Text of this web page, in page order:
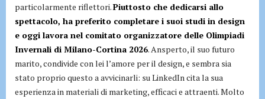
particolarmente riflettori.Piuttosto che dedicarsi allo
spettacolo, ha preferito completare i suoi studi in design
e oggi lavora nel comitato organizzatore delle Olimpiadi
Invernali di Milano-Cortina 2026. Ansperto, il suo futuro
marito, condivide con lei l’amore per il design, e sembra sia
stato proprio questo a avvicinarli: su LinkedIn cita la sua
esperienza in materiali di marketing, efficaci e attraenti. Molto